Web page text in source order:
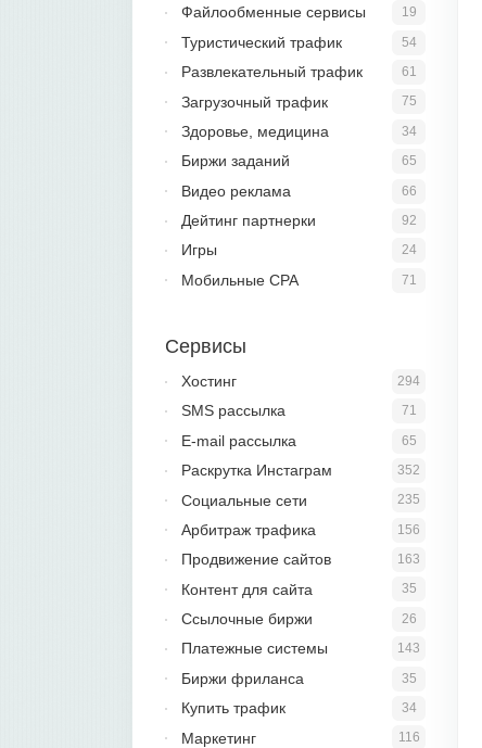
19
Файлообменные сервисы
54
Туристический трафик
61
Развлекательный трафик
75
Загрузочный трафик
34
Здоровье, медицина
65
Биржи заданий
66
Видео реклама
92
Дейтинг партнерки
24
Игры
71
Мобильные CPA
Сервисы
294
Хостинг
71
SMS рассылка
65
E-mail рассылка
352
Раскрутка Инстаграм
235
Социальные сети
156
Арбитраж трафика
163
Продвижение сайтов
35
Контент для сайта
26
Ссылочные биржи
143
Платежные системы
35
Биржи фриланса
34
Купить трафик
116
Маркетинг